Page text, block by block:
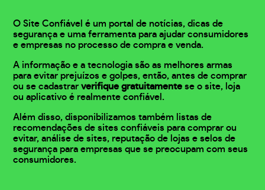
O Site Confiável é um portal de notícias, dicas de
segurança e uma ferramenta para ajudar consumidores
e empresas no processo de compra e venda.
A informação e a tecnologia são as melhores armas
para evitar prejuízos e golpes, então, antes de comprar
ou se cadastrarverifique gratuitamente se o site, loja
ou aplicativo é realmente confiável.
Além disso, disponibilizamos também listas de
recomendações de sites confiáveis para comprar ou
evitar, análise de sites, reputação de lojas e selos de
segurança para empresas que se preocupam com seus
consumidores.